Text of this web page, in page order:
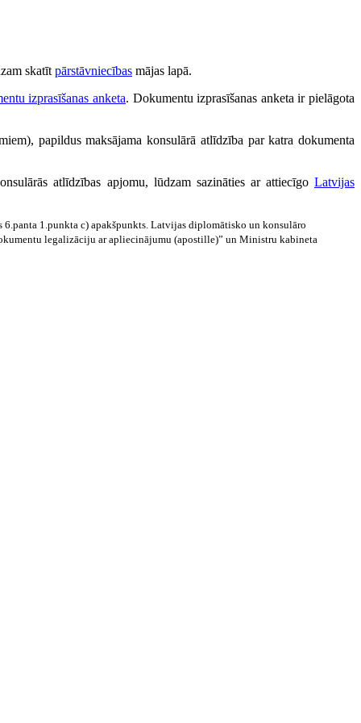
skatīt pārstāvniecības mājas lapā.
izprasīšanas anketa. Dokumentu izprasīšanas anketa ir pielāgota
papildus maksājama konsulārā atlīdzība par katra dokumenta
atlīdzības apjomu, lūdzam sazināties ar attiecīgo Latvijas
6.panta 1.punkta c) apakšpunkts. Latvijas diplomātisko un konsulāro
legalizāciju ar apliecinājumu (apostille)” un Ministru kabineta